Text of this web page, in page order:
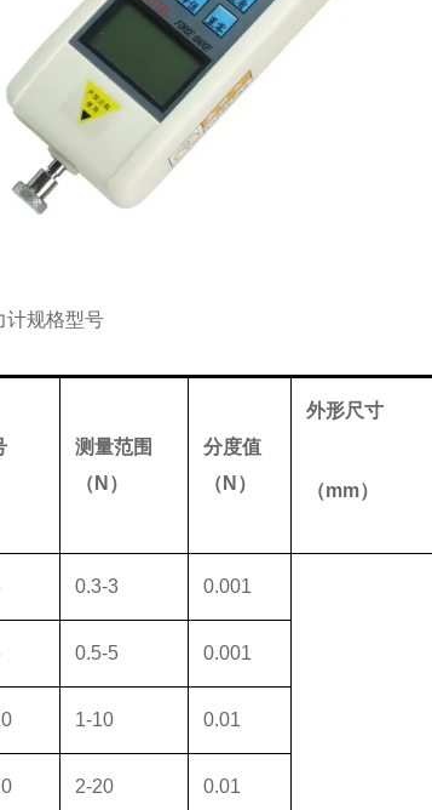
计规格型号
测量范围
（ N ）
分度值
（ N ）
外形尺寸
（mm）
0.3-3 0.001
0.5-5 0.001
1-10 0.01
2-20 0.01